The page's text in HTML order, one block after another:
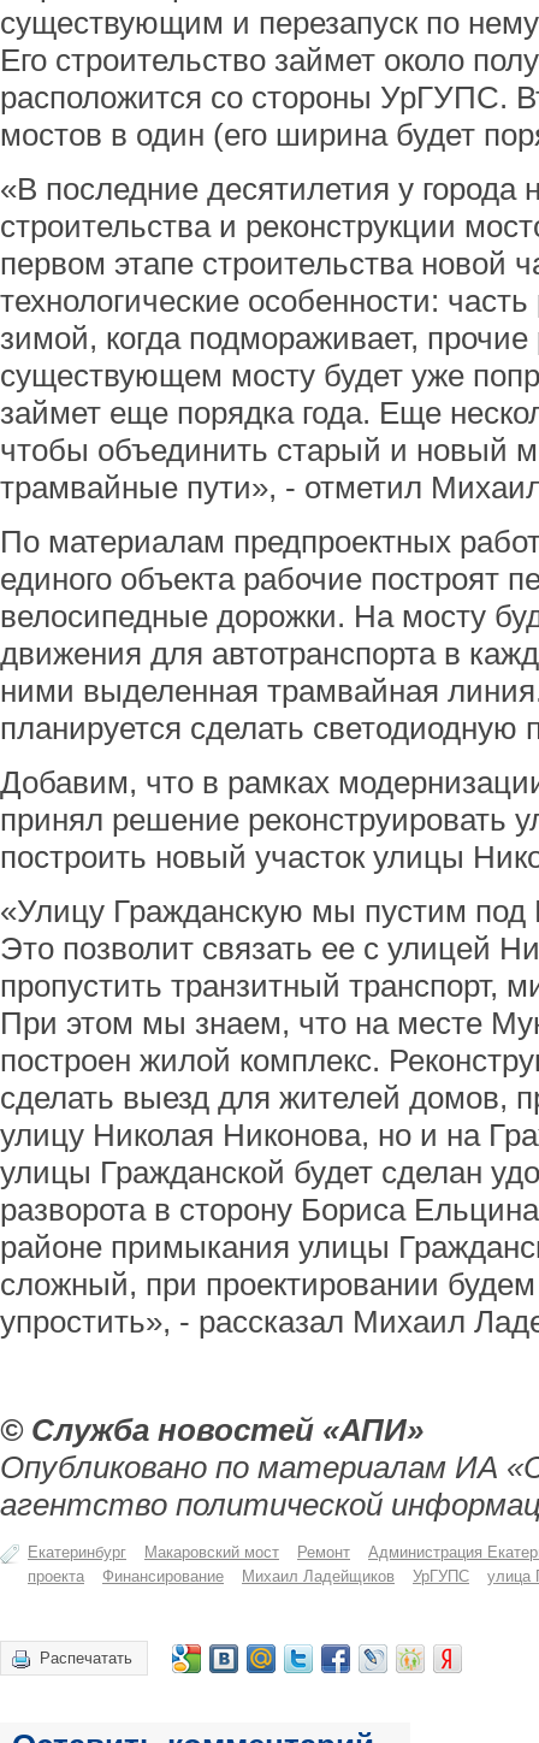
существующим и перезапуск по
Его строительство займет около
расположится со стороны УрГУПС.
мостов в один (его ширина будет
«В последние десятилетия у
строительства и реконструкции
первом этапе строительства новой
технологические особенности:
зимой, когда подмораживает,
существующем мосту будет уже
займет еще порядка года. Еще
чтобы объединить старый и новый
трамвайные пути», - отметил
По материалам предпроектных
единого объекта рабочие построят
велосипедные дорожки. На мосту
движения для автотранспорта в
ними выделенная трамвайная
планируется сделать светодиодную
Добавим, что в рамках
принял решение реконструировать
построить новый участок улицы
«Улицу Гражданскую мы пустим
Это позволит связать ее с улицей
пропустить транзитный транспорт,
При этом мы знаем, что на месте
построен жилой комплекс.
сделать выезд для жителей домов,
улицу Николая Никонова, но и на
улицы Гражданской будет сделан
разворота в сторону Бориса
районе примыкания улицы
сложный, при проектировании будем
упростить», - рассказал Михаил
© Служба новостей «АПИ»
Опубликовано по материалам ИА
агентство политической
Екатеринбург Макаровский мост Ремонт
Администрация
проекта
Финансирование Михаил Ладейщиков УрГУПС улица
Распечатать